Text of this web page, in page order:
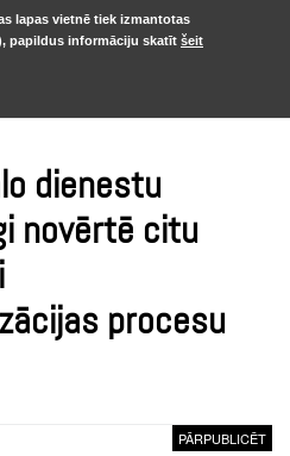
dienestu
novērtē citu
procesu
PĀRPUBLICĒT
lapas vietnē tiek izmantotas
papildus informāciju skatīt šeit